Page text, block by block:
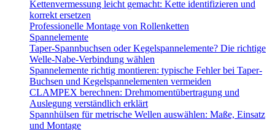
Kettenvermessung leicht gemacht: Kette identifizieren und
korrekt ersetzen
Professionelle Montage von Rollenketten
Spannelemente
Taper-Spannbuchsen oder Kegelspannelemente? Die richtige
Welle-Nabe-Verbindung wählen
Spannelemente richtig montieren: typische Fehler bei Taper-
Buchsen und Kegelspannelementen vermeiden
CLAMPEX berechnen: Drehmomentübertragung und
Auslegung verständlich erklärt
Spannhülsen für metrische Wellen auswählen: Maße, Einsatz
und Montage